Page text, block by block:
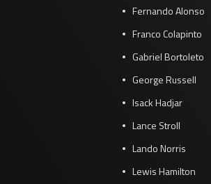
Fernando Alonso
Franco Colapinto
Gabriel Bortoleto
George Russell
Isack Hadjar
Lance Stroll
Lando Norris
Lewis Hamilton